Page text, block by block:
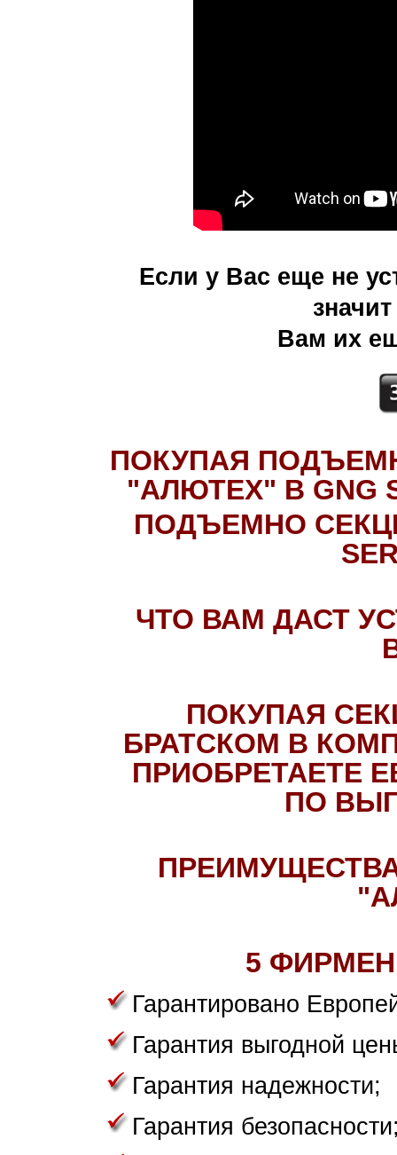
Если у Вас еще не
Вам их
ПОКУПАЯ
"АЛЮТЕХ" В GNG
ПОДЪЕМНО
ЧТО ВАМ ДАСТ
ПОКУПАЯ
БРАТСКОМ В
ПРИОБРЕТАЕТЕ
ПО
5
Гарантировано
Гарантия выгодной
Гарантия надежности;
Гарантия